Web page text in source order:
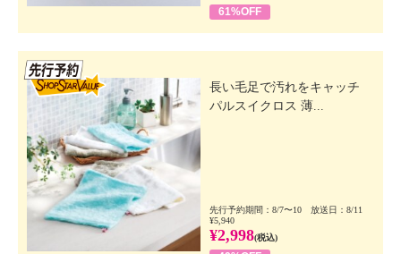
61%OFF
長い毛足で汚れをキャッチ
パルスイクロス 薄...
先行予約期間：8/7〜10 放送日：8/11
¥5,940
¥2,998(税込)